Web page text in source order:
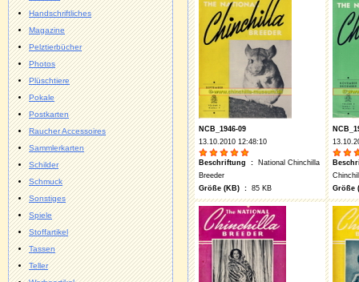
Handschriftliches
Magazine
Pelztierbücher
Photos
Plüschtiere
Pokale
Postkarten
Raucher Accessoires
Sammlerkarten
Schilder
Schmuck
Sonstiges
Spiele
Stoffartikel
Tassen
Teller
NCB_1946-09
13.10.2010 12:48:10
Beschriftung : National Chinchilla
Breeder
Größe (KB) : 85 KB